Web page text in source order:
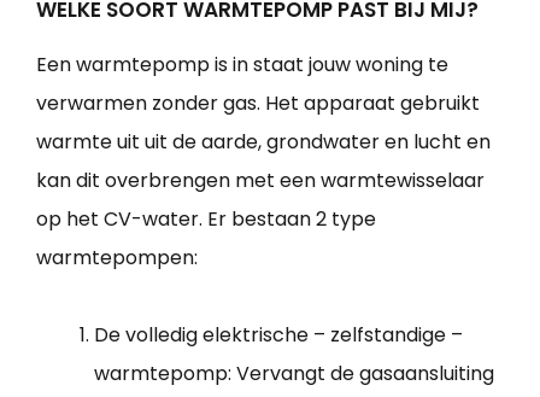
WELKE SOORT WARMTEPOMP PAST BIJ MIJ?
Een warmtepomp is in staat jouw woning te
verwarmen zonder gas. Het apparaat gebruikt
warmte uit uit de aarde, grondwater en lucht en
kan dit overbrengen met een warmtewisselaar
op het CV-water. Er bestaan 2 type
warmtepompen:
De volledig elektrische – zelfstandige –
warmtepomp: Vervangt de gasaansluiting